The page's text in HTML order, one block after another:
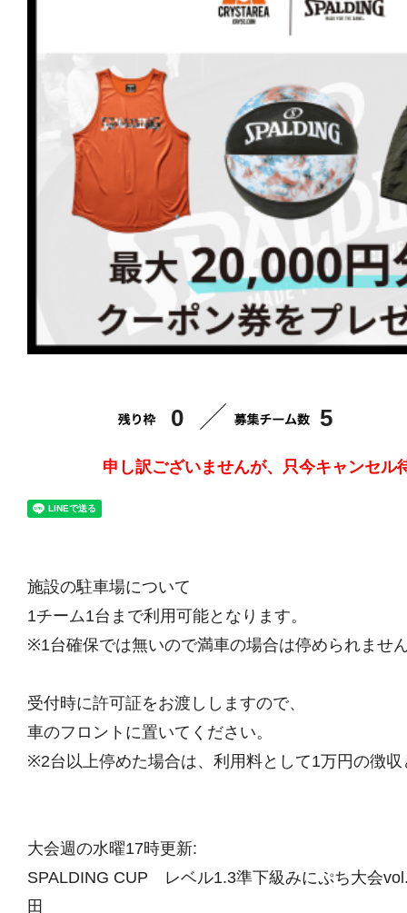
0 5
申し訳ございませんが、只今キャンセル
施設の駐車場について
1チーム1台まで利用可能となります。
※1台確保では無いので満車の場合は停められませ
受付時に許可証をお渡ししますので、
車のフロントに置いてください。
※2台以上停めた場合は、利用料として1万円の徴収
大会週の水曜17時更新:
SPALDING CUP レベル1.3準下級みにぷち大会
田